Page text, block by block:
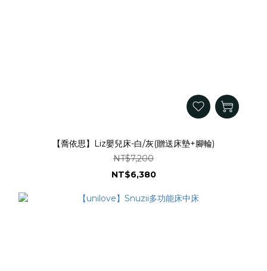
【喬依思】Liz嬰兒床-白/灰(贈送床墊+腳輪)
NT$7,200
NT$6,380